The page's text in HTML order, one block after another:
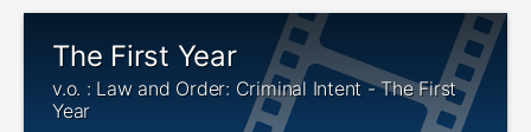
The First Year
v.o. : Law and Order: Criminal Intent - The First
Year